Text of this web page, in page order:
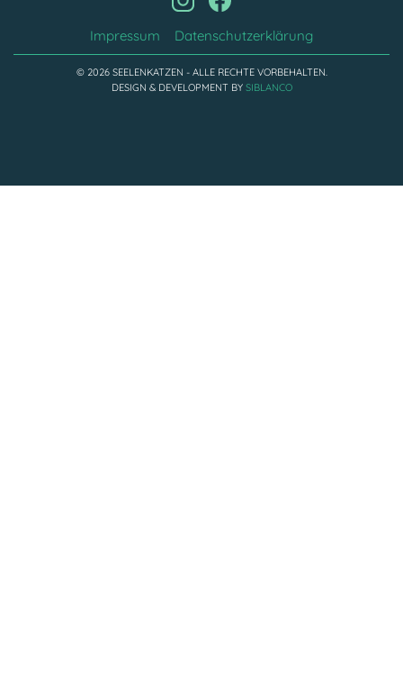
Impressum Datenschutzerklärung
© 2026 SEELENKATZEN - ALLE RECHTE VORBEHALTEN.
DESIGN & DEVELOPMENT BY SIBLANCO